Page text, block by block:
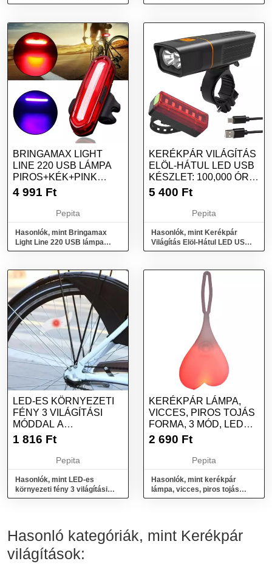
piros+fehér fény
piros+kék fény bmlampa0038
BRINGAMAX LIGHT
LINE 220 USB LÁMPA
PIROS+KÉK+PINK
FÉNY BMLAMPA0039
4 991 Ft
Pepita
Hasonlók, mint Bringamax
Light Line 220 USB lámpa
piros+kék+pink fény
KERÉKPÁR VILÁGÍTÁS
ELÖL-HÁTUL LED USB
KÉSZLET: 100,000 ÓRA
LED ÉL...
5 400 Ft
Pepita
Hasonlók, mint Kerékpár
Világítás Elöl-Hátul LED USB
Készlet: 100,000 Óra LED Él...
LED-ES KÖRNYEZETI
FÉNY 3 VILÁGÍTÁSI
MÓDDAL A
KERÉKPÁRHOZ, PIROS
1 816 Ft
Pepita
Hasonlók, mint LED-es
környezeti fény 3 világítási
móddal a kerékpárhoz, piros
KERÉKPÁR LÁMPA,
VICCES, PIROS TOJÁS
FORMA, 3 MÓD, LED
FÉNY, AKASZTHATÓ
2 690 Ft
Pepita
Hasonlók, mint kerékpár
lámpa, vicces, piros tojás
forma, 3 mód, LED fény,
Hasonló kategóriák, mint Kerékpár
világítások: